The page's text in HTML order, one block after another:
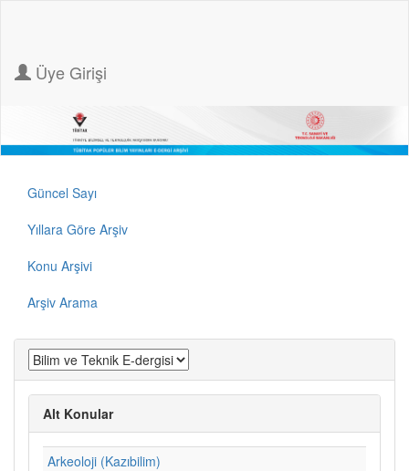
Üye Girişi
Güncel Sayı
Yıllara Göre Arşiv
Konu Arşivi
Arşiv Arama
Alt Konular
Arkeoloji (Kazıbilim)